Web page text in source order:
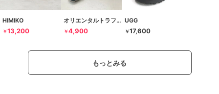
HIMIKO
￥13,200
オリエンタルトラフィック
￥4,900
UGG
￥17,600
もっとみる